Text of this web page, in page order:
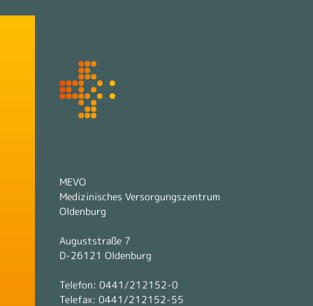
MEVO
Medizinisches Versorgungszentrum
Oldenburg
Auguststraße 7
D-26121 Oldenburg
Telefon: 0441/212152-0
Telefax: 0441/212152-55